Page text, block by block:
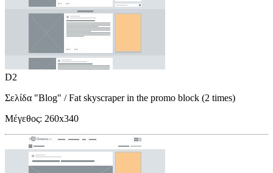
D2
Σελίδα "Blog" / Fat skyscraper in the promo block (2 times)
Μέγεθος: 260x340